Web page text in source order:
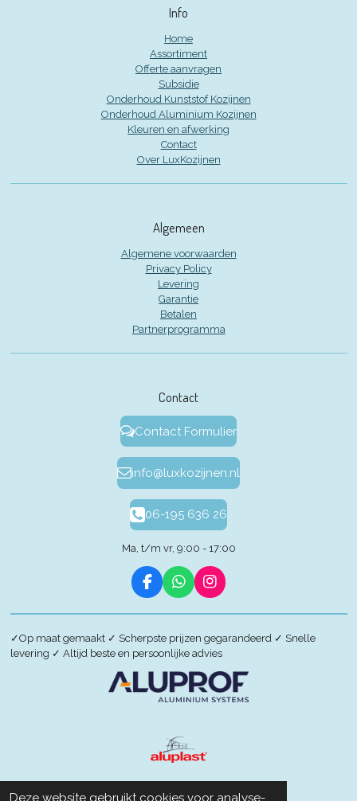
Deze website gebruikt cookies voor analyse-
Info
Home
Assortiment
Offerte aanvragen
Subsidie
Onderhoud Kunststof Kozijnen
Onderhoud Aluminium Kozijnen
Kleuren en afwerking
Contact
Over LuxKozijnen
Algemeen
Algemene voorwaarden
Privacy Policy
Levering
Garantie
Betalen
Partnerprogramma
Contact
Contact Formulier
info@luxkozijnen.nl
06-195 636 26
Ma, t/m vr, 9:00 - 17:00
F
a
c
b
o
o
k
W
h
a
t
s
A
p
p
I
n
s
a
g
r
a
m
✓Op maat gemaakt ✓ Scherpste prijzen gegarandeerd ✓ Snelle
levering ✓ Altijd beste en persoonlijke advies